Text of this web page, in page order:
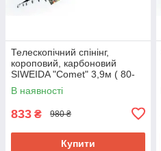
Телескопічний спінінг,
короповий, карбоновий
SIWEIDA "Comet" 3,9м ( 80-
150 )
В наявності
833 ₴ 980 ₴
Купити